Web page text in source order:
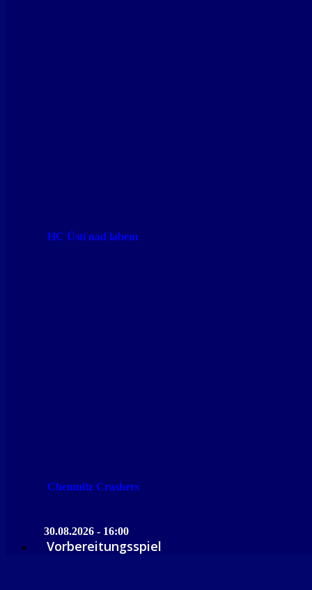
HC Ústí nad labem
Chemnitz Crashers
30.08.2026 - 16:00
Vorbereitungsspiel